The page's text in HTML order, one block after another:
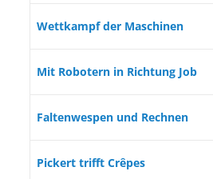
Wettkampf der Maschinen
Mit Robotern in Richtung Job
Faltenwespen und Rechnen
Pickert trifft Crêpes